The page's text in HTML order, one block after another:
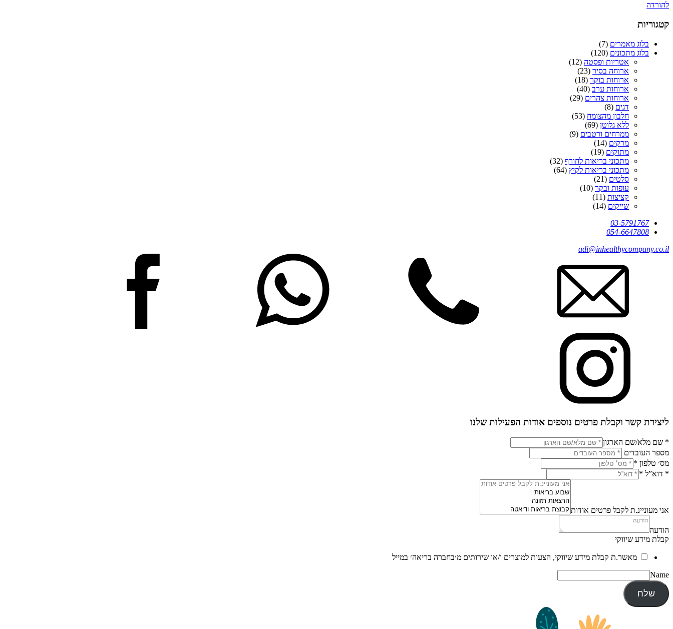
להורדה
קטגוריות
בלוג מאמרים (7)
בלוג מתכונים (120)
אטריות ופסטה (12)
ארוחה בסיר (23)
ארוחות בוקר (18)
ארוחות ערב (40)
ארוחות צהרים (29)
דגים (8)
חלבון מהצומח (53)
ללא גלוטן (69)
ממרחים ורטבים (9)
מרקים (14)
מתוקים (19)
מתכוני בריאות לחורף (32)
מתכוני בריאות לקיץ (64)
סלטים (21)
עופות ובקר (10)
קציצות (11)
שייקים (14)
03-5791767
054-6647808
adi@inhealthycompany.co.il
ליצירת קשר וקבלת פרטים נוספים אודות הפעילות שלנו
* שם מלא/שם הארגון
מספר העובדים
מס׳ טלפון *
* דוא”ל *
אני מעוניינ.ת לקבל פרטים אודות
הודעה
קבלת מידע שיווקי
מאשר.ת קבלת מידע שיווקי, הצעות למוצרים ו/או שירותים מ׳בחברה בריאה׳ במייל
Name
שלח